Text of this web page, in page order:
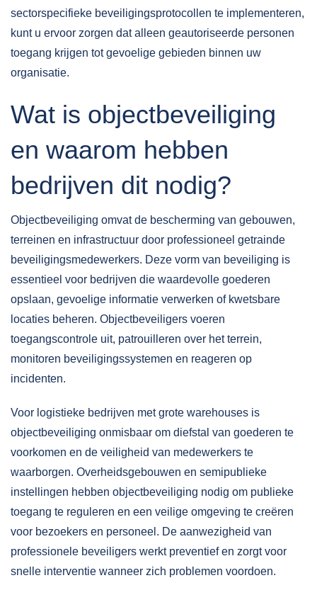
sectorspecifieke beveiligingsprotocollen te implementeren,
kunt u ervoor zorgen dat alleen geautoriseerde personen
toegang krijgen tot gevoelige gebieden binnen uw
organisatie.
Wat is objectbeveiliging
en waarom hebben
bedrijven dit nodig?
Objectbeveiliging omvat de bescherming van gebouwen,
terreinen en infrastructuur door professioneel getrainde
beveiligingsmedewerkers. Deze vorm van beveiliging is
essentieel voor bedrijven die waardevolle goederen
opslaan, gevoelige informatie verwerken of kwetsbare
locaties beheren. Objectbeveiligers voeren
toegangscontrole uit, patrouilleren over het terrein,
monitoren beveiligingssystemen en reageren op
incidenten.
Voor logistieke bedrijven met grote warehouses is
objectbeveiliging onmisbaar om diefstal van goederen te
voorkomen en de veiligheid van medewerkers te
waarborgen. Overheidsgebouwen en semipublieke
instellingen hebben objectbeveiliging nodig om publieke
toegang te reguleren en een veilige omgeving te creëren
voor bezoekers en personeel. De aanwezigheid van
professionele beveiligers werkt preventief en zorgt voor
snelle interventie wanneer zich problemen voordoen.